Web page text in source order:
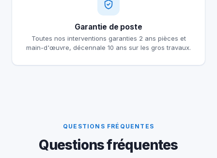
Garantie de poste
Toutes nos interventions garanties 2 ans pièces et
main-d'œuvre, décennale 10 ans sur les gros travaux.
QUESTIONS FRÉQUENTES
Questions fréquentes